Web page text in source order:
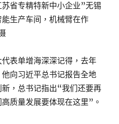
省专精特新中小企业”无锡
生产车间，机械臂在作
表单增海深深记得，去年
向习近平总书记报告全地
，总书记指出“我们还要再
质量发展要体现在这里”。